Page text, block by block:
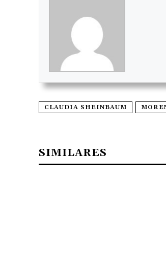
CLAUDIA SHEINBAUM
SIMILARES